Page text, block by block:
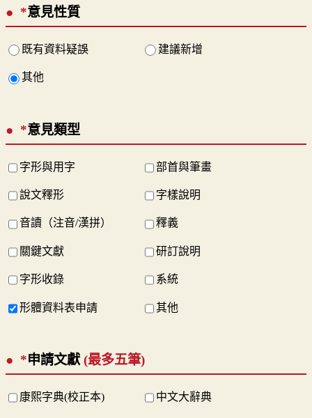
*意見性質
既有資料疑誤 建議新增
其他
*意見類型
字形與用字 部首與筆畫
說文釋形 字樣說明
音讀（注音/漢拼） 釋義
關鍵文獻 研訂說明
字形收錄 系統
形體資料表申請 其他
*申請文獻(最多五筆)
康熙字典(校正本) 中文大辭典